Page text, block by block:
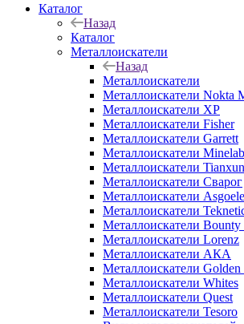
Каталог
Назад
Каталог
Металлоискатели
Назад
Металлоискатели
Металлоискатели Nokta
Металлоискатели XP
Металлоискатели Fisher
Металлоискатели Garrett
Металлоискатели Minelab
Металлоискатели Tianxun
Металлоискатели Сварог
Металлоискатели
Металлоискатели
Металлоискатели Bounty
Металлоискатели Lorenz
Металлоискатели АКА
Металлоискатели Golden
Металлоискатели Whites
Металлоискатели Quest
Металлоискатели Tesoro